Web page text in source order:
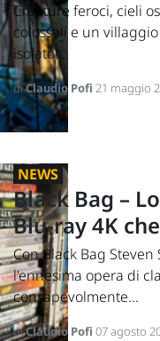
Creature feroci, cieli
colossali e un
isolato:...
diClaudio Pofi 21 maggio
NEWS
Black Bag –
Blu-ray 4K
Con Black Bag
l'ennesima opera di
consapevolmente...
diClaudio Pofi 07 agosto